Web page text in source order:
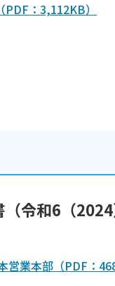
：3,112KB）
令和6（
業本部（PDF：